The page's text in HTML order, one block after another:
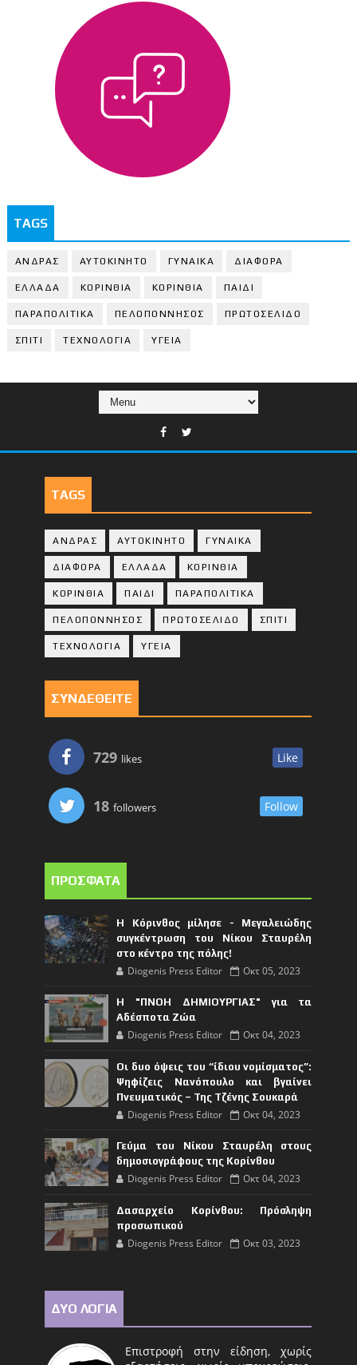
TAGS
ΑΝΔΡΑΣ ΑΥΤΟΚΙΝΗΤΟ ΓΥΝΑΙΚΑ ΔΙΑΦΟΡΑ
ΕΛΛΑΔΑ ΚΟΡΙΝΘΙΑ ΚΟΡΙΝΘΙA ΠΑΙΔΙ
ΠΑΡΑΠΟΛΙΤΙΚΑ ΠΕΛΟΠΟΝΝΗΣΟΣ ΠΡΩΤΟΣΕΛΙΔΟ
ΣΠΙΤΙ ΤΕΧΝΟΛΟΓΙΑ ΥΓΕΙΑ
TAGS
ΑΝΔΡΑΣ ΑΥΤΟΚΙΝΗΤΟ ΓΥΝΑΙΚΑ
ΔΙΑΦΟΡΑ ΕΛΛΑΔΑ ΚΟΡΙΝΘΙΑ
ΚΟΡΙΝΘΙA ΠΑΙΔΙ ΠΑΡΑΠΟΛΙΤΙΚΑ
ΠΕΛΟΠΟΝΝΗΣΟΣ ΠΡΩΤΟΣΕΛΙΔΟ ΣΠΙΤΙ
ΤΕΧΝΟΛΟΓΙΑ ΥΓΕΙΑ
ΣΥΝΔΕΘΕΙΤΕ
729 likes Like
18 followers Follow
ΠΡΟΣΦΑΤΑ
Η Κόρινθος μίλησε - Μεγαλειώδης
συγκέντρωση του Νίκου Σταυρέλη
στο κέντρο της πόλης!
Diogenis Press Editor Οκτ 05, 2023
Η "ΠΝΟΗ ΔΗΜΙΟΥΡΓΙΑΣ" για τα
Αδέσποτα Ζώα
Diogenis Press Editor Οκτ 04, 2023
Οι δυο όψεις του “ίδιου νομίσματος”:
Ψηφίζεις Νανόπουλο και βγαίνει
Πνευματικός – Της Τζένης Σουκαρά
Diogenis Press Editor Οκτ 04, 2023
Γεύμα του Νίκου Σταυρέλη στους
δημοσιογράφους της Κορίνθου
Diogenis Press Editor Οκτ 04, 2023
Δασαρχείο Κορίνθου: Πρόσληψη
προσωπικού
Diogenis Press Editor Οκτ 03, 2023
ΔΥΟ ΛΟΓΙΑ
Επιστροφή στην είδηση, χωρίς